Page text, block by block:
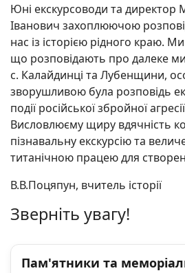
Юні екскурсоводи та директор
Іванович захоплюючою
нас із історією рідного краю. Ми
що розповідають про далеке
с. Калайдинці та Лубенщини,
зворушливою була розповідь
події російської збройної
Висловлюєму щиру вдячність
пізнавальну екскурсію та
титанічною працею для
В.В.Поцяпун, вчитель історії
Зверніть увагу!
Пам'ятники та